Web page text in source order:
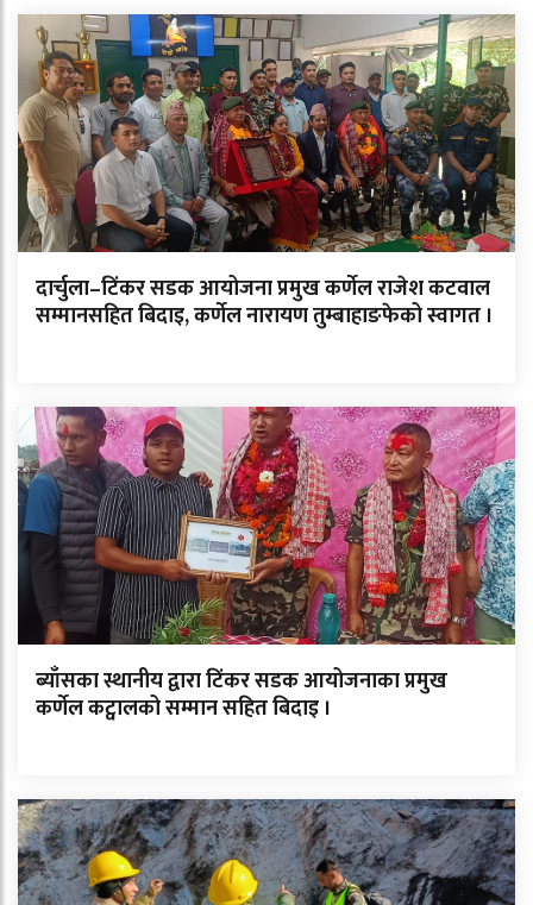
दार्चुला–टिंकर सडक आयोजना प्रमुख कर्णेल राजेश कटवाल
सम्मानसहित बिदाइ, कर्णेल नारायण तुम्बाहाङफेको स्वागत ।
ब्याँसका स्थानीय द्वारा टिंकर सडक आयोजनाका प्रमुख
कर्णेल कट्वालको सम्मान सहित बिदाइ ।